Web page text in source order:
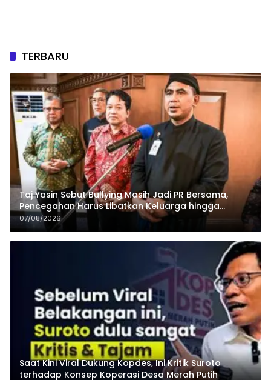
TERBARU
Taj Yasin Sebut Bullying Masih Jadi PR Bersama,
Pencegahan Harus Libatkan Keluarga hingga
Pesantren
07/08/2026
Saat Kini Viral Dukung Kopdes, Ini Kritik Suroto
terhadap Konsep Koperasi Desa Merah Putih